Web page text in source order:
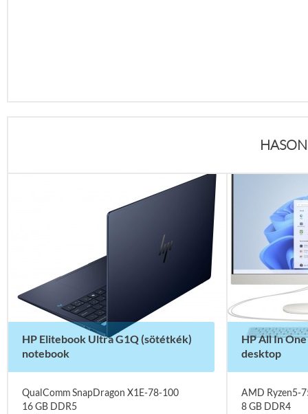
HP Elitebook Ultra G1Q (sötétkék)
notebook
QualComm SnapDragon X1E-78-100
16 GB DDR5
HP All In
desktop
AMD Ryzen5-
8 GB DDR4